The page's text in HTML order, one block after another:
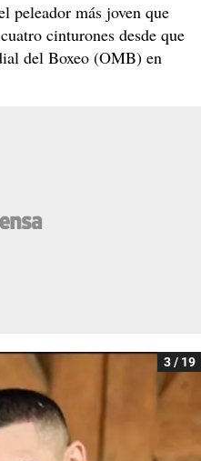
peleador más joven que
cinturones desde que
del Boxeo (OMB) en
3 / 19